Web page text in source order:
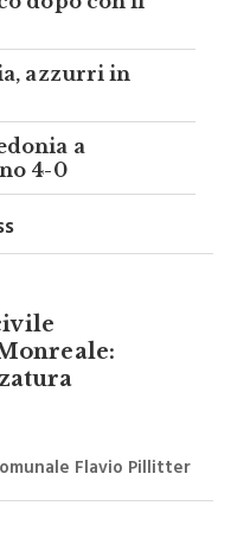
azzurri in
a
4-0
Flavio Pillitter